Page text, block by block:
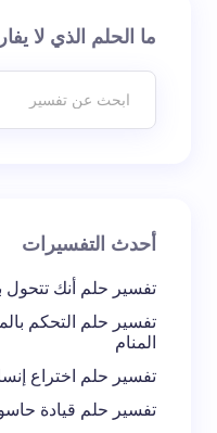
لن يتم نشر عنوان بريدك
احفظ اسمي والبريد
ما الحلم الذي لا
أحدث التفسيرات
تفسير حلم أنك تتحول
تفسير حلم التحكم
المنام
تفسير حلم اختراع
تفسير حلم قيادة